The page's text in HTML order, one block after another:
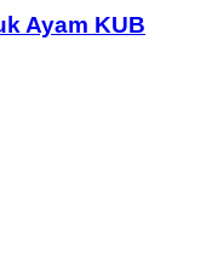
Ayam KUB